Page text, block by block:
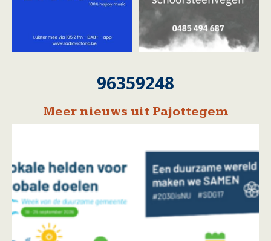
96359248
Meer nieuws uit Pajottegem